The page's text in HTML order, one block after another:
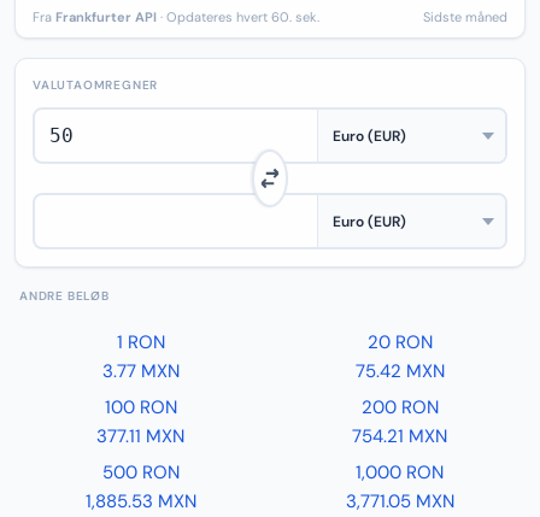
Fra Frankfurter API · Opdateres hvert 60. sek. Sidste måned
VALUTAOMREGNER
ANDRE BELØB
1 RON
3.77 MXN
20 RON
75.42 MXN
100 RON
377.11 MXN
200 RON
754.21 MXN
500 RON
1,885.53 MXN
1,000 RON
3,771.05 MXN